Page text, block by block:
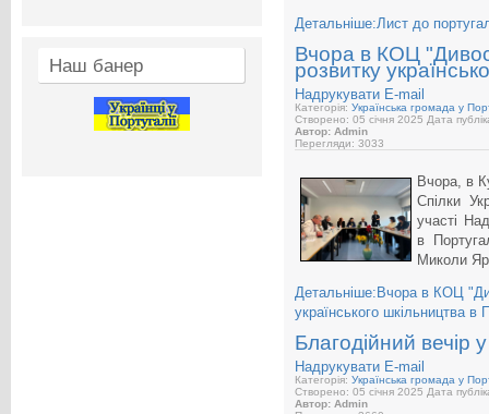
Наш банер
Детальніше:Лист до
Вчора в КОЦ
розвитку
Надрукувати E-mail
Категорія: Українська громада у
Створено: 05 січня 2025 Дата
Автор: Admin
Перегляди: 3033
Вчора, в
Спілки
участі
в
Миколи
Детальніше:Вчора в КОЦ
українського шкільництва в
Благодійний вечір
Надрукувати E-mail
Категорія: Українська громада у
Створено: 05 січня 2025 Дата
Автор: Admin